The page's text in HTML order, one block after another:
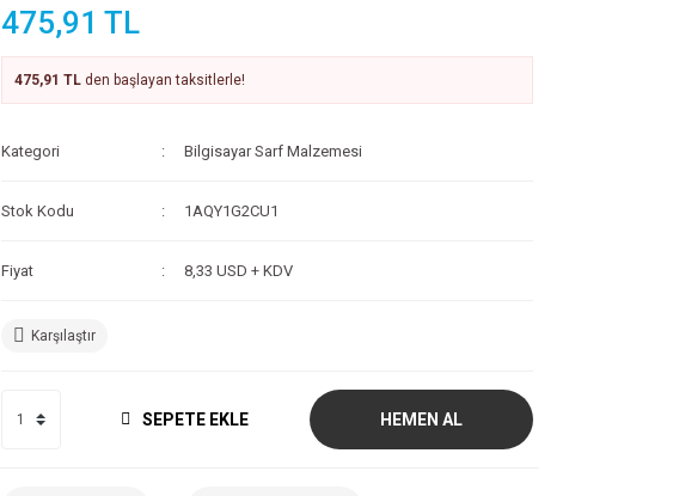
475,91 TL
475,91 TL den başlayan taksitlerle!
Kategori Bilgisayar Sarf Malzemesi
Stok Kodu 1AQY1G2CU1
Fiyat 8,33 USD + KDV
Karşılaştır
SEPETE EKLE HEMEN AL